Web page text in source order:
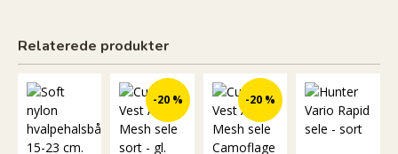
Relaterede produkter
-20 % -20 %